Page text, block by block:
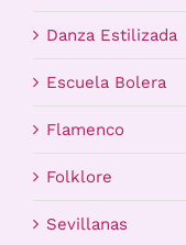
Danza Estilizada
Escuela Bolera
Flamenco
Folklore
Sevillanas